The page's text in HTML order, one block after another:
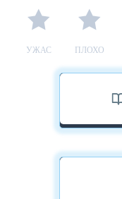
УЖАС ПЛОХО